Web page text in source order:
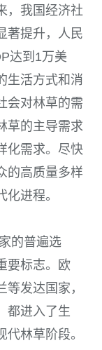
，我国经济社
著提升，人民
达到 1万美
生活方式和消
会对林草的需
草的主导需求
化需求。尽快
的高质量多样
进程。
的普遍选
要标志。欧
发达国家，
都进入了生
林草阶段。